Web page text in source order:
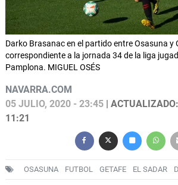
Darko Brasanac en el partido entre Osasuna y
correspondiente a la jornada 34 de la liga
Pamplona. MIGUEL OSÉS
NAVARRA.COM
05 JULIO, 2020 - 23:45 |
11:21
OSASUNA FUTBOL GETAFE EL SADAR